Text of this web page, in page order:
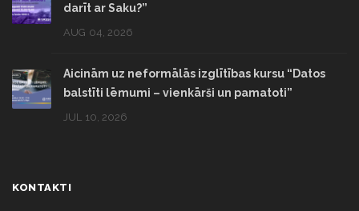
darīt ar Saku?”
AUG 04, 2026
Aicinām uz neformālās izglītības kursu “Datos
balstīti lēmumi – vienkārši un pamatoti”
JUL 10, 2026
KONTAKTI